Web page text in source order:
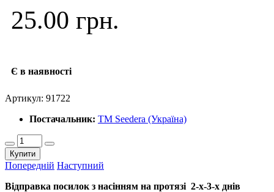
25.00 грн.
Є в наявності
Артикул: 91722
Постачальник: ТМ Seedera (Україна)
Купити
Попередній Наступний
Відправка посилок з насінням на протязі 2-х-3-х днів